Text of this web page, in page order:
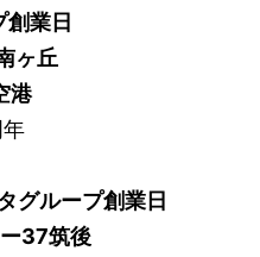
業日
ヶ丘
港
グループ創業日
37筑後